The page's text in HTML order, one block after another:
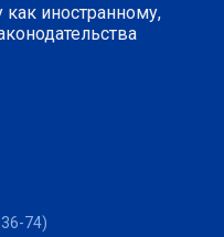
иностранному,
74)